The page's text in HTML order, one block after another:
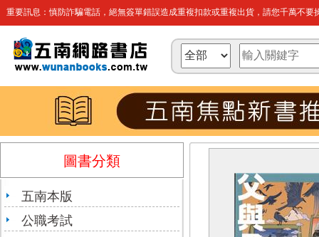
重要訊息：慎防詐騙電話，絕無簽單錯誤造成重複扣款或重複出貨，請您千萬不要
圖書分類
五南本版
公職考試